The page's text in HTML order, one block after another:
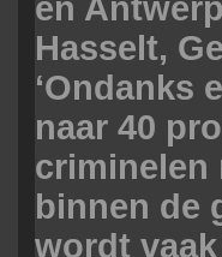
en
Hasselt,
‘Ondanks
naar 40
criminelen
binnen de
wordt